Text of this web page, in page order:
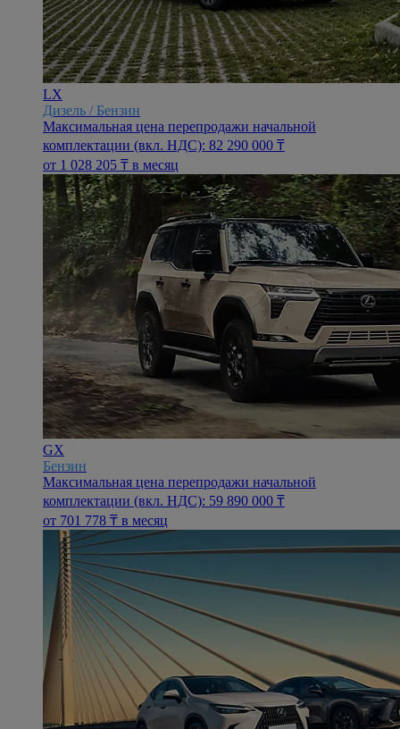
LX
Дизель / Бензин
Максимальная цена перепродажи начальной
комплектации (вкл. НДС): 82 290 000 ₸
oт 1 028 205 ₸ в месяц
GX
Бензин
Максимальная цена перепродажи начальной
комплектации (вкл. НДС): 59 890 000 ₸
oт 701 778 ₸ в месяц